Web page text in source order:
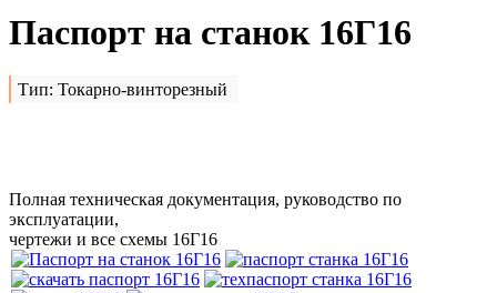
Паспорт на станок 16Г16
Тип: Токарно-винторезный
Полная техническая документация, руководство по
эксплуатации,
чертежи и все схемы 16Г16